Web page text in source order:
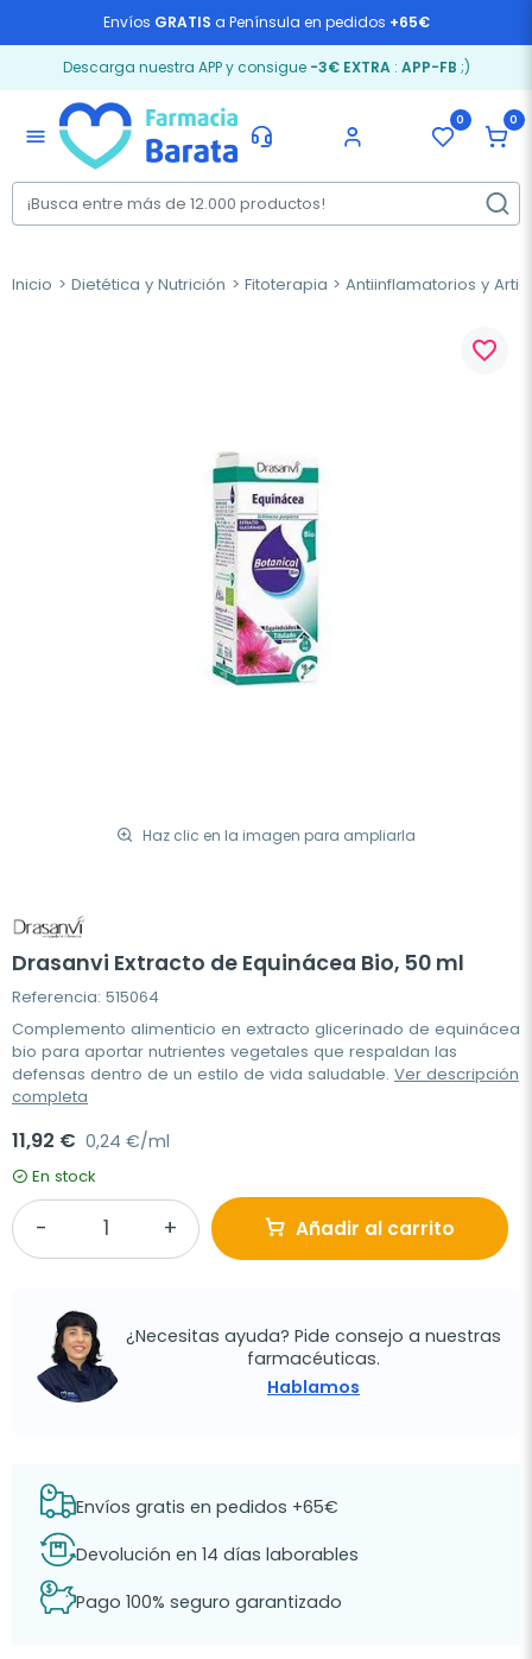
Envíos GRATIS a Península en pedidos +65€
Descarga nuestra APP y consigue -3€ EXTRA: APP-FB ;)
menu
0 0
Inicio Dietética y Nutrición Fitoterapia Antiinflamatorios y
Haz clic en la imagen para ampliarla
favorite_border
Drasanvi Extracto de Equinácea Bio, 50 ml
Referencia: 515064
Complemento alimenticio en extracto glicerinado de equinácea
bio para aportar nutrientes vegetales que respaldan las
defensas dentro de un estilo de vida saludable. Ver descripción
completa
11,92 € 0,24 €/ml
En stock
Añadir al carrito
¿Necesitas ayuda? Pide consejo a nuestras
farmacéuticas.
Hablamos
Envíos gratis en pedidos +65€
Devolución en 14 días laborables
Pago 100% seguro garantizado